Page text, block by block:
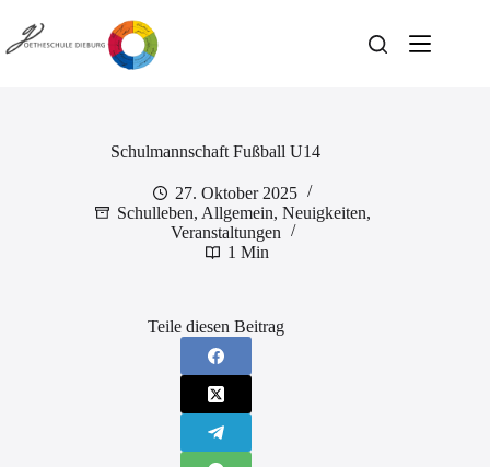
Inhalt
springen
Schulmannschaft Fußball U14
27. Oktober 2025
Schulleben, Allgemein, Neuigkeiten,
Veranstaltungen
1 Min
Teile diesen Beitrag